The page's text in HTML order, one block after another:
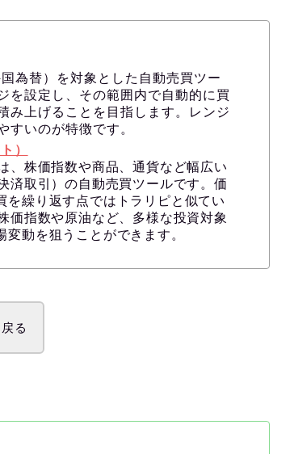
為替）を対象とした自動売買ツー
を設定し、その範囲内で自動的に買
み上げることを目指します。レンジ
すいのが特徴です。
）
、株価指数や商品、通貨など幅広い
済取引）の自動売買ツールです。価
を繰り返す点ではトラリピと似てい
価指数や原油など、多様な投資対象
動を狙うことができます。
る